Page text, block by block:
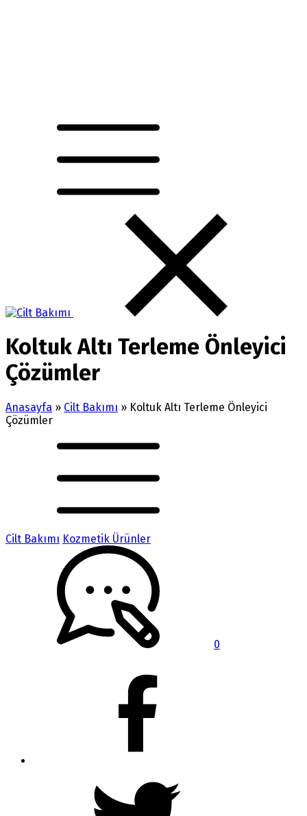
Koltuk Altı Terleme Önleyici
Çözümler
Anasayfa » Cilt Bakımı » Koltuk Altı Terleme Önleyici
Çözümler
Cilt Bakımı Kozmetik Ürünler
0